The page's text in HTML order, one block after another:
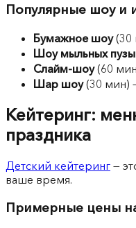
Популярные шоу и
Бумажное шоу(30
Шоу мыльных
Слайм-шоу(60
Шар шоу(30 мин)
Кейтеринг:
праздника
Детский кейтеринг —
ваше время.
Примерные цены